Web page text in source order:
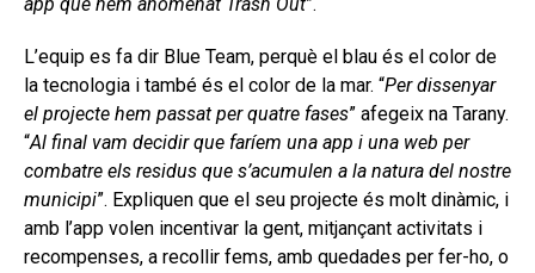
L’equip es fa dir Blue Team, perquè el blau és el color de
la tecnologia i també és el color de la mar. “Per dissenyar
el projecte hem passat per quatre fases” afegeix na Tarany.
“Al final vam decidir que faríem una app i una web per
combatre els residus que s’acumulen a la natura del nostre
municipi”. Expliquen que el seu projecte és molt dinàmic, i
amb l’app volen incentivar la gent, mitjançant activitats i
recompenses, a recollir fems, amb quedades per fer-ho, o